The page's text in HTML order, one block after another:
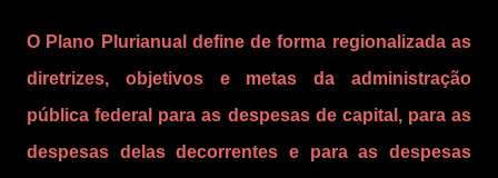
O Plano Plurianual define de forma regionalizada as
diretrizes, objetivos e metas da administração
pública federal para as despesas de capital, para as
despesas delas decorrentes e para as despesas